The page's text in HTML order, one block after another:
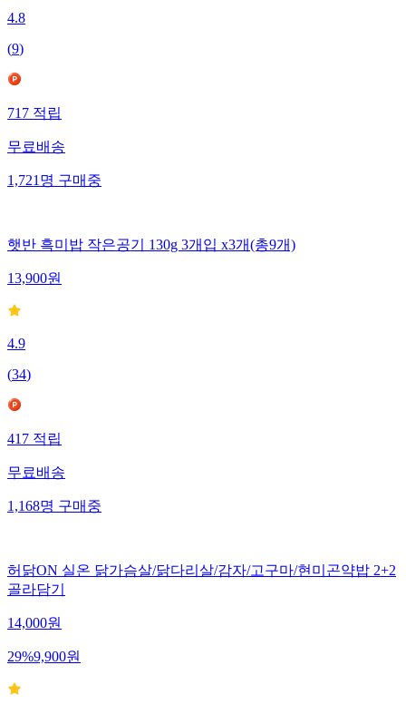
4.8
(9)
717적립
무료배송
1,721명구매중
햇반 흑미밥 작은공기 130g 3개입 x3개(총9개)
13,900원
4.9
(34)
417적립
무료배송
1,168명구매중
허닭ON 실온 닭가슴살/닭다리살/감자/고구마/현미곤약밥 2+2
골라담기
14,000원
29%9,900원